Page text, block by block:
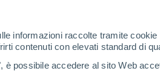
informazioni raccolte tramite
contenuti con elevati standard di
possibile accedere al sito Web